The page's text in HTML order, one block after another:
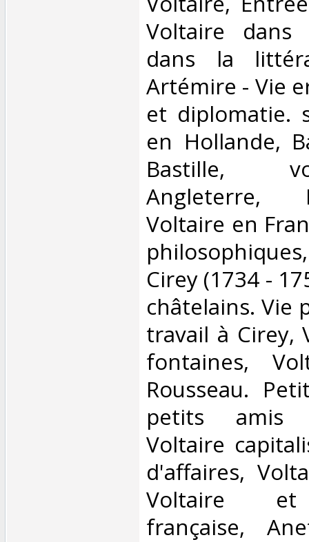
Voltaire
dans la
Artémire - Vie
et diplomatie.
en Hollande,
Bastille,
Angleterre,
Voltaire en
Cirey (1734 -
châtelains. Vie
travail à Cirey,
fontaines,
Rousseau.
petits amis
Voltaire
d'affaires,
Voltaire et
française,